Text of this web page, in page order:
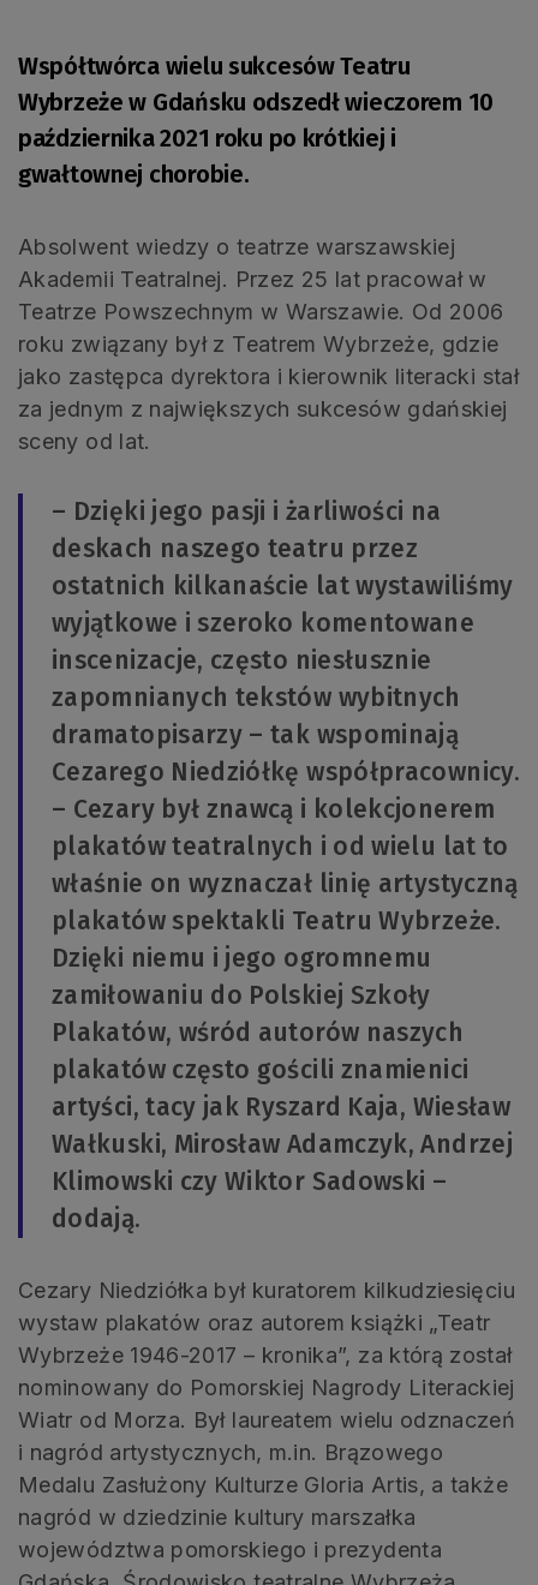
Współtwórca wielu sukcesów Teatru
Wybrzeże w Gdańsku odszedł wieczorem 10
października 2021 roku po krótkiej i
gwałtownej chorobie.
Absolwent wiedzy o teatrze warszawskiej
Akademii Teatralnej. Przez 25 lat pracował w
Teatrze Powszechnym w Warszawie. Od 2006
roku związany był z Teatrem Wybrzeże, gdzie
jako zastępca dyrektora i kierownik literacki stał
za jednym z największych sukcesów gdańskiej
sceny od lat.
– Dzięki jego pasji i żarliwości na
deskach naszego teatru przez
ostatnich kilkanaście lat wystawiliśmy
wyjątkowe i szeroko komentowane
inscenizacje, często niesłusznie
zapomnianych tekstów wybitnych
dramatopisarzy – tak wspominają
Cezarego Niedziółkę współpracownicy.
– Cezary był znawcą i kolekcjonerem
plakatów teatralnych i od wielu lat to
właśnie on wyznaczał linię artystyczną
plakatów spektakli Teatru Wybrzeże.
Dzięki niemu i jego ogromnemu
zamiłowaniu do Polskiej Szkoły
Plakatów, wśród autorów naszych
plakatów często gościli znamienici
artyści, tacy jak Ryszard Kaja, Wiesław
Wałkuski, Mirosław Adamczyk, Andrzej
Klimowski czy Wiktor Sadowski –
dodają.
Cezary Niedziółka był kuratorem kilkudziesięciu
wystaw plakatów oraz autorem książki „Teatr
Wybrzeże 1946-2017 – kronika”, za którą został
nominowany do Pomorskiej Nagrody Literackiej
Wiatr od Morza. Był laureatem wielu odznaczeń
i nagród artystycznych, m.in. Brązowego
Medalu Zasłużony Kulturze Gloria Artis, a także
nagród w dziedzinie kultury marszałka
województwa pomorskiego i prezydenta